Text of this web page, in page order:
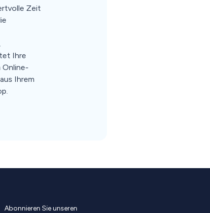
Zeit
Ihre
Online-
Ihrem
Abonnieren Sie unseren